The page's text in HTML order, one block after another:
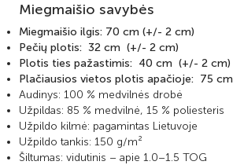
Miegmaišio savybės
Miegmaišio ilgis: 70 cm (+/- 2 cm)
Pečių plotis: 32 cm (+/- 2 cm)
Plotis ties pažastimis: 40 cm (+/- 2 cm)
Plačiausios vietos plotis apačioje: 75 cm
Audinys: 100 % medvilnės drobė
Užpildas: 85 % medvilnė, 15 % poliesteris
Užpildo kilmė: pagamintas Lietuvoje
Užpildo tankis: 150 g/m²
Šiltumas: vidutinis – apie 1.0–1.5 TOG